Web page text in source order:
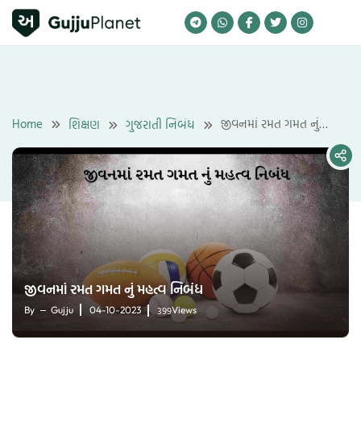
Skip
Home શિક્ષણ ગુજરાતી નિબંધ
જીવનમાં રમત ગમત નું
મહત્વ નિબંધ
જીવનમાં રમત ગમત નું મહત્વ નિબંધ
By Gujju 04-10-2023 399Views